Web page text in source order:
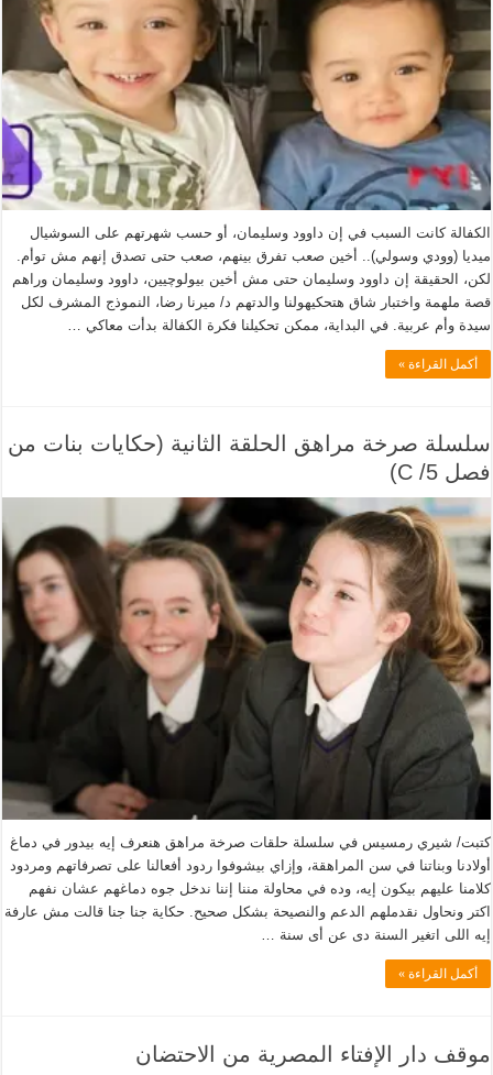
الكفالة كانت السبب في إن داوود وسليمان، أو حسب شهرتهم على السوشيال
ميديا (وودي وسولي).. أخين صعب تفرق بينهم، صعب حتى تصدق إنهم مش توأم.
لكن، الحقيقة إن داوود وسليمان حتى مش أخين بيولوچيين، داوود وسليمان وراهم
قصة ملهمة واختبار شاق هتحكيهولنا والدتهم د/ ميرنا رضا، النموذج المشرف لكل
سيدة وأم عربية. في البداية، ممكن تحكيلنا فكرة الكفالة بدأت معاكي …
أكمل القراءة »
سلسلة صرخة مراهق الحلقة الثانية (حكايات بنات من
فصل C /5)
كتبت/ شيري رمسيس في سلسلة حلقات صرخة مراهق هنعرف إيه بيدور في دماغ
أولادنا وبناتنا في سن المراهقة، وإزاي بيشوفوا ردود أفعالنا على تصرفاتهم ومردود
كلامنا عليهم بيكون إيه، وده في محاولة مننا إننا ندخل جوه دماغهم عشان نفهم
اكتر ونحاول نقدملهم الدعم والنصيحة بشكل صحيح. حكاية جنا جنا قالت مش عارفة
إيه اللى اتغير السنة دى عن أى سنة …
أكمل القراءة »
موقف دار الإفتاء المصرية من الاحتضان